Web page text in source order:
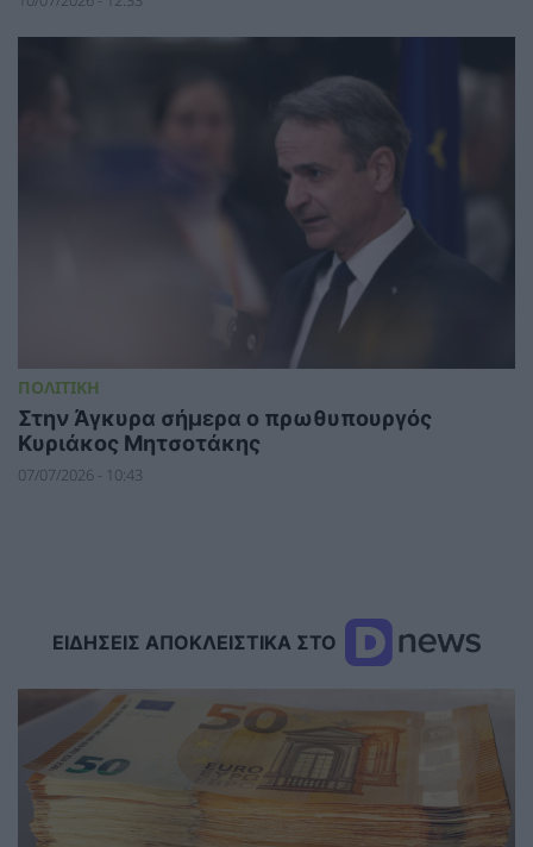
ΠΟΛΙΤΙΚΗ
Στην Άγκυρα σήμερα ο πρωθυπουργός
Κυριάκος Μητσοτάκης
07/07/2026 - 10:43
ΕΙΔΗΣΕΙΣ ΑΠΟΚΛΕΙΣΤΙΚΑ ΣΤΟ